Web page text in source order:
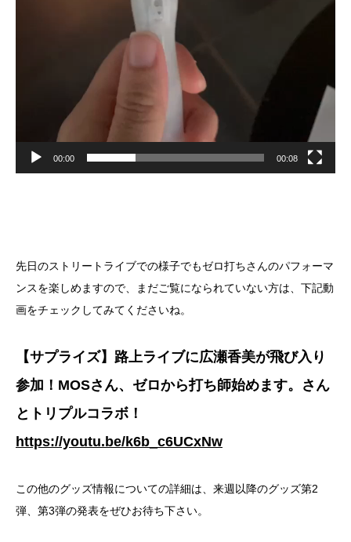
00:00 00:08
先日のストリートライブでの様子でもゼロ打ちさんのパフォーマ
ンスを楽しめますので、まだご覧になられていない方は、下記動
画をチェックしてみてくださいね。
【サプライズ】路上ライブに広瀬香美が飛び入り
参加！MOSさん、ゼロから打ち師始めます。さん
とトリプルコラボ！
https://youtu.be/k6b_c6UCxNw
この他のグッズ情報についての詳細は、来週以降のグッズ第2
弾、第3弾の発表をぜひお待ち下さい。